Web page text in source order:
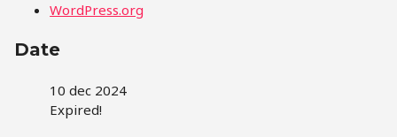
WordPress.org
Date
10 dec 2024
Expired!